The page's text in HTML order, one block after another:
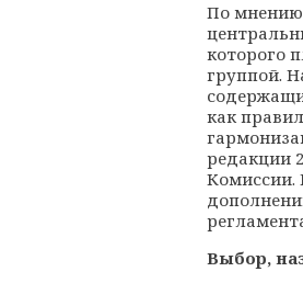
По мнению
которого
группой.
как
редакции
Комиссии.
Выбор,